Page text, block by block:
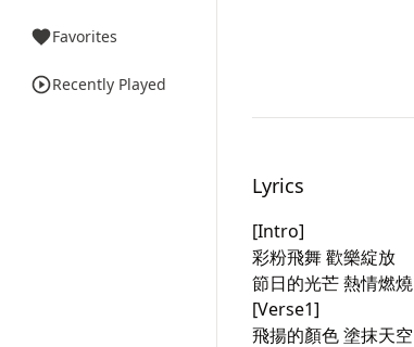
Favorites
Recently Played
Lyrics
[Intro]
彩粉飛舞 歡樂綻放
節日的光芒 熱情燃燒
[Verse1]
飛揚的顏色 塗抹天空